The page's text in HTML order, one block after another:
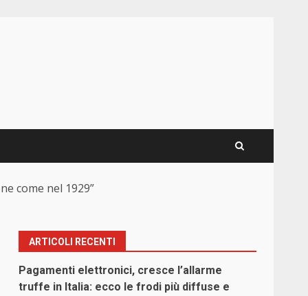
come nel 1929”
ARTICOLI RECENTI
Pagamenti elettronici, cresce l’allarme
truffe in Italia: ecco le frodi più diffuse e